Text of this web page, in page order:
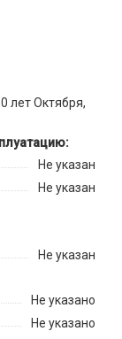
лет Октября,
Не указан
Не указан
Не указан
Не указано
Не указано